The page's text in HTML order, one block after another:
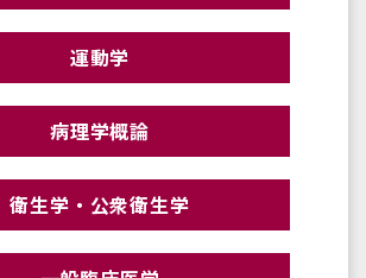
運動学
病理学概論
衛生学・公衆衛生学